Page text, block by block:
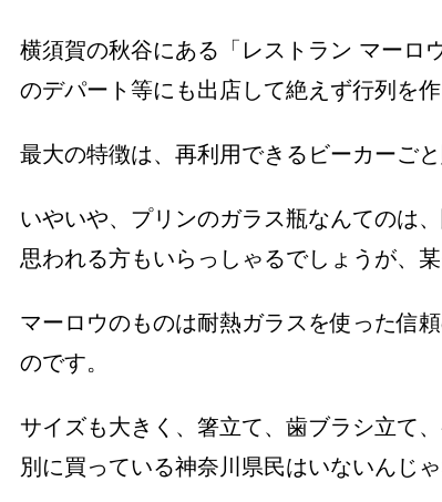
横須賀の秋谷にある「レストラン マーロ
のデパート等にも出店して絶えず行列を作
最大の特徴は、再利用できるビーカーご
いやいや、プリンのガラス瓶なんてのは
思われる方もいらっしゃるでしょうが、
マーロウのものは耐熱ガラスを使った信
のです。
サイズも大きく、箸立て、歯ブラシ立て
別に買っている神奈川県民はいないんじ